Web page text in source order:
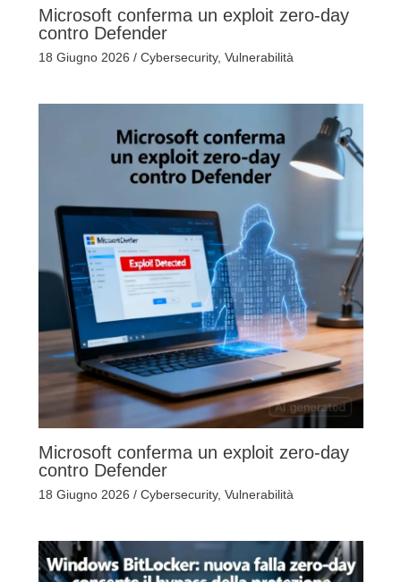
Microsoft conferma un exploit zero-day
contro Defender
18 Giugno 2026 / Cybersecurity, Vulnerabilità
Microsoft conferma un exploit zero-day
contro Defender
18 Giugno 2026 / Cybersecurity, Vulnerabilità